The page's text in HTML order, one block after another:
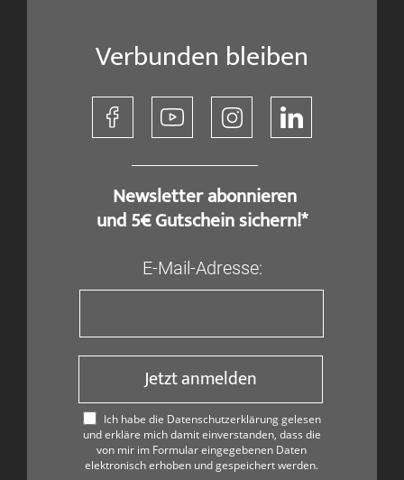
Verbunden bleiben
​ Newsletter abonnieren
und 5€ Gutschein sichern!*
E-Mail-Adresse:
Jetzt anmelden
Ich habe die Datenschutzerklärung gelesen
und erkläre mich damit einverstanden, dass die
von mir im Formular eingegebenen Daten
elektronisch erhoben und gespeichert werden.